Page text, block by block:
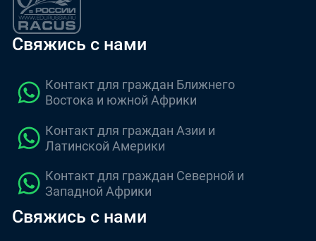
Свяжись с нами
Контакт для граждан Ближнего
Востока и южной Африки
Контакт для граждан Азии и
Латинской Америки
Контакт для граждан Северной и
Западной Африки
Свяжись с нами